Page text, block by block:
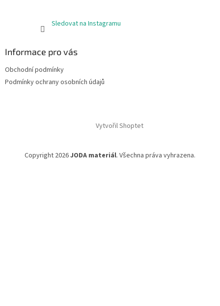
Sledovat na Instagramu
Informace pro vás
Obchodní podmínky
Podmínky ochrany osobních údajů
Vytvořil Shoptet
Copyright 2026JODA materiál. Všechna práva vyhrazena.